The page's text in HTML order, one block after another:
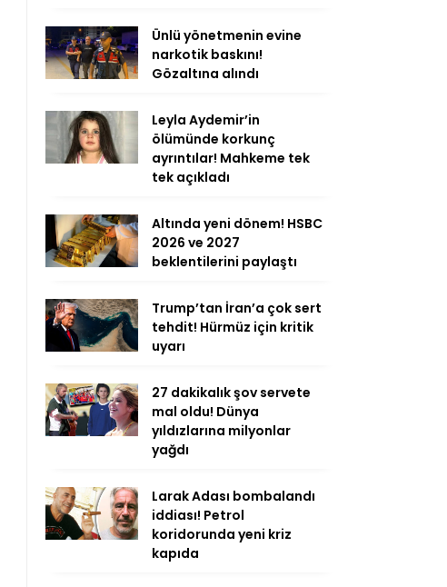
Ünlü yönetmenin evine
narkotik baskını!
Gözaltına alındı
Leyla Aydemir’in
ölümünde korkunç
ayrıntılar! Mahkeme tek
tek açıkladı
Altında yeni dönem! HSBC
2026 ve 2027
beklentilerini paylaştı
Trump’tan İran’a çok sert
tehdit! Hürmüz için kritik
uyarı
27 dakikalık şov servete
mal oldu! Dünya
yıldızlarına milyonlar
yağdı
Larak Adası bombalandı
iddiası! Petrol
koridorunda yeni kriz
kapıda